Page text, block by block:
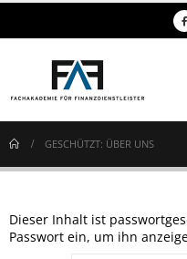
GESCHÜTZT: ÜBER UNS
Dieser Inhalt ist
Passwort ein, um ihn